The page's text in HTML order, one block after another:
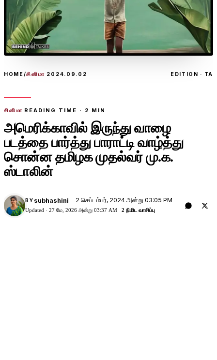
HOME/சினிமா 2024.09.02 EDITION · TA
சினிமா READING TIME · 2 MIN
அமெரிக்காவில் இருந்து வாழை
படத்தை பார்த்து பாராட்டி வாழ்த்து
சொன்ன தமிழக முதல்வர் மு.க.
ஸ்டாலின்
BY subhashini 2 செப்டம்பர், 2024 அன்று 03:05 PM
Updated · 27 மே, 2026 அன்று 03:37 AM 2 நிமிட வாசிப்பு